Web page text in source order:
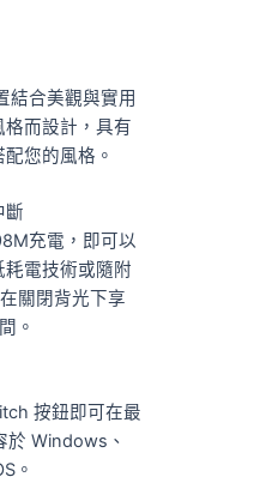
結合美觀與實用
而設計，具有
您的風格。
斷
充電，即可以
電技術或隨附
關閉背光下享
。
按鈕即可在最
於 Windows、
。